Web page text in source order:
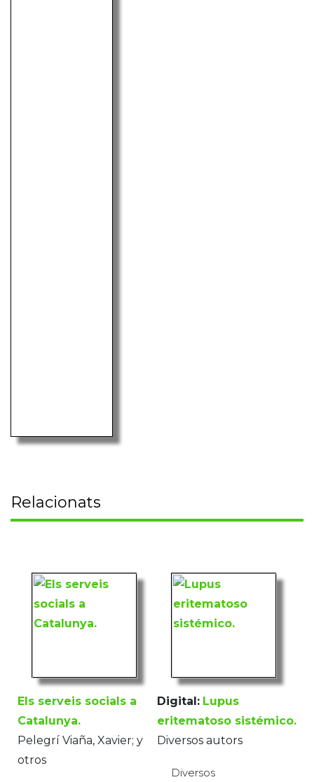
Relacionats
Els serveis socials a
Catalunya.
Pelegrí Viaña, Xavier; y
otros
Digital: Lupus
eritematoso sistémico.
Diversos autors
Diversos